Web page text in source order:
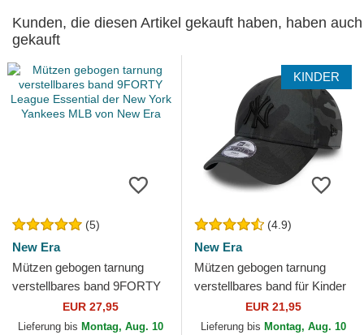
Kunden, die diesen Artikel gekauft haben, haben auch
gekauft
(5)
New Era
Mützen gebogen tarnung
verstellbares band 9FORTY
League Essential der New
York Yankees MLB von...
EUR 27,95
Lieferung bis Montag, Aug. 10
KINDER
(4.9)
New Era
Mützen gebogen tarnung
verstellbares band für Kinder
9FORTY League Essential
der New York Yankees...
EUR 21,95
Lieferung bis Montag, Aug. 10